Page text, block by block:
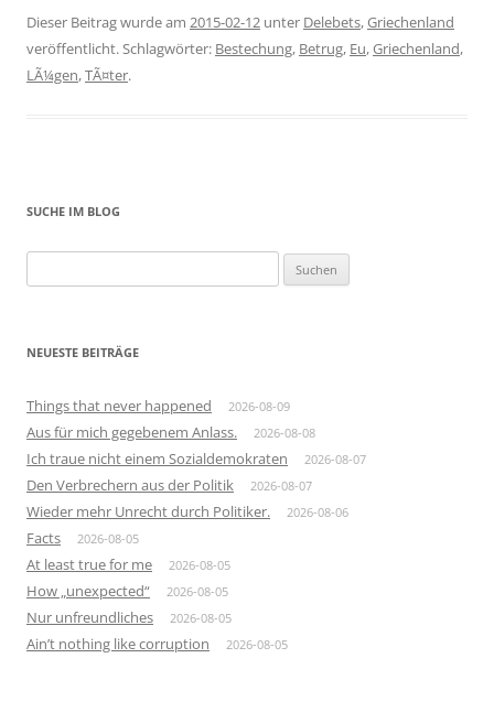
Dieser Beitrag wurde am 2015-02-12 unter Delebets,Griechenland
veröffentlicht. Schlagwörter: Bestechung, Betrug, Eu,Griechenland,
LÃ¼gen,TÃ¤ter.
SUCHE IM BLOG
nach:
NEUESTE BEITRÄGE
Things that never happened 2026-08-09
Aus für mich gegebenem Anlass. 2026-08-08
Ich traue nicht einem Sozialdemokraten 2026-08-07
Den Verbrechern aus der Politik 2026-08-07
Wieder mehr Unrecht durch Politiker. 2026-08-06
Facts 2026-08-05
At least true for me 2026-08-05
How „unexpected“ 2026-08-05
Nur unfreundliches 2026-08-05
Ain’t nothing like corruption 2026-08-05